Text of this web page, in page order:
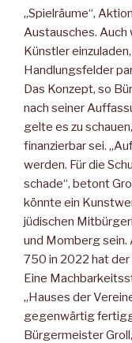
„Spielräume“,
Austausches.
Künstler
Handlungsfelder
Das Konzept, so
nach seiner
gelte es zu
finanzierbar sei.
werden. Für die
schade“, betont
könnte ein
jüdischen
und Momberg
750 in 2022 hat
Eine
„Hauses der
gegenwärtig
Bürgermeister